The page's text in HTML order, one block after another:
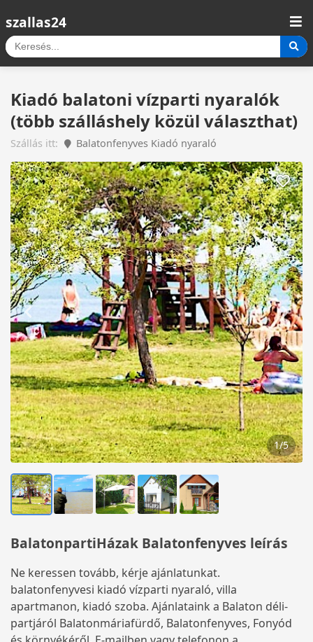
szallas24
Kiadó balatoni vízparti nyaralók
(több szálláshely közül választhat)
Szállás itt: Balatonfenyves Kiadó nyaraló
1/5
BalatonpartiHázak Balatonfenyves leírás
Ne keressen tovább, kérje ajánlatunkat.
balatonfenyvesi kiadó vízparti nyaraló, villa
apartmanon, kiadó szoba. Ajánlataink a Balaton déli-
partjáról Balatonmáriafürdő, Balatonfenyves, Fonyód